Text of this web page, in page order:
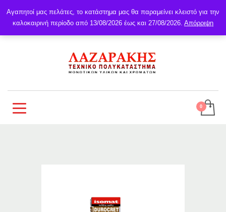
Αγαπητοί μας πελάτες, το κατάστημα μας θα παραμείνει κλειστό για την
καλοκαιρινή περίοδο από 13/08/2026 έως και 27/08/2026. Απόρριψη